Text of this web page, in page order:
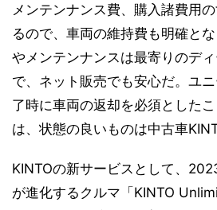
メンテンナンス費、購入諸費用
るので、車両の維持費も明確と
やメンテンナンスは最寄りのデ
で、ネット販売でも安心だ。ユ
了時に車両の返却を必須とした
は、状態の良いものは中古車
KINTOの新サービスとして、
が進化するクルマ「KINTO